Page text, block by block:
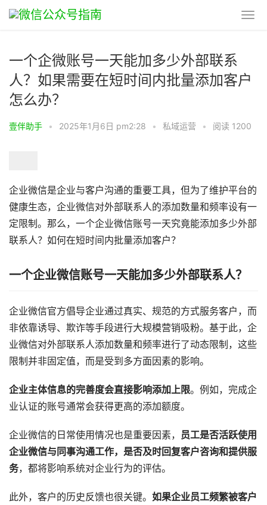
一个企微账号一天能加多少外部联系
人？如果需要在短时间内批量添加客户
怎么办？
壹伴助手 • 2025年1月6日 pm2:28 • 私域运营 • 阅读 1200
企业微信是企业与客户沟通的重要工具，但为了维护平台的
健康生态，企业微信对外部联系人的添加数量和频率设有一
定限制。那么，一个企业微信账号一天究竟能添加多少外部
联系人？如何在短时间内批量添加客户？
一个企业微信账号一天能加多少外部联系人？
企业微信官方倡导企业通过真实、规范的方式服务客户，而
非依靠诱导、欺诈等手段进行大规模营销吸粉。基于此，企
业微信对外部联系人添加数量和频率进行了动态限制，这些
限制并非固定值，而是受到多方面因素的影响。
企业主体信息的完善度会直接影响添加上限。例如，完成企
业认证的账号通常会获得更高的添加额度。
企业微信的日常使用情况也是重要因素，
员工是否活跃使用
企业微信与同事沟通工作，是否及时回复客户咨询和提供服
务，都将影响系统对企业行为的评估。
此外，客户的历史反馈也很关键。 如果企业员工频繁被客户